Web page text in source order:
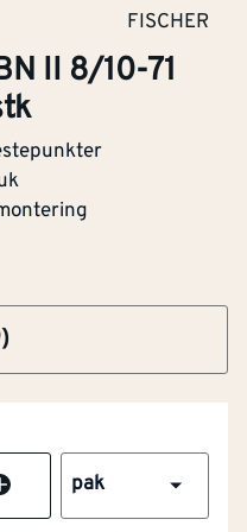
FISCHER
II 8/10-71
15-120 10 stk
pak